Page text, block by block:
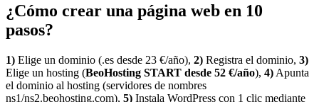
¿Cómo crear una página web en 10
pasos?
1) Elige un dominio (.es desde 23 €/año), 2) Registra el dominio, 3)
Elige un hosting (BeoHosting START desde 52 €/año), 4) Apunta
el dominio al hosting (servidores de nombres
ns1/ns2.beohosting.com), 5) Instala WordPress con 1 clic mediante